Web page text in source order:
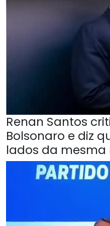
Renan Santos
Bolsonaro e diz
lados da mesma